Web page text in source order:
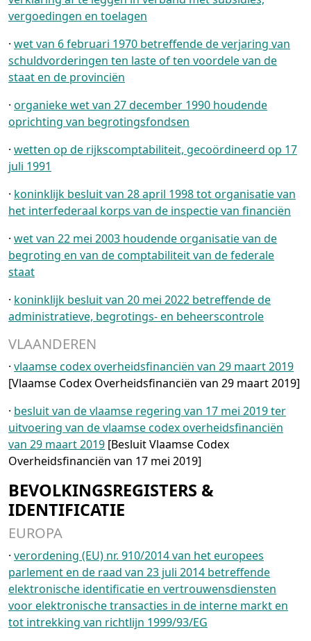
vergoedingen en toelagen
· wet van 6 februari 1970 betreffende de verjaring van
schuldvorderingen ten laste of ten voordele van de
staat en de provinciën
· organieke wet van 27 december 1990 houdende
oprichting van begrotingsfondsen
· wetten op de rijkscomptabiliteit, gecoördineerd op 17
juli 1991
· koninklijk besluit van 28 april 1998 tot organisatie van
het interfederaal korps van de inspectie van financiën
· wet van 22 mei 2003 houdende organisatie van de
begroting en van de comptabiliteit van de federale
staat
· koninklijk besluit van 20 mei 2022 betreffende de
administratieve, begrotings- en beheerscontrole
VLAANDEREN
· vlaamse codex overheidsfinanciën van 29 maart 2019
[Vlaamse Codex Overheidsfinanciën van 29 maart 2019]
· besluit van de vlaamse regering van 17 mei 2019 ter
uitvoering van de vlaamse codex overheidsfinanciën
van 29 maart 2019 [Besluit Vlaamse Codex
Overheidsfinanciën van 17 mei 2019]
BEVOLKINGSREGISTERS &
IDENTIFICATIE
EUROPA
· verordening (EU) nr. 910/2014 van het europees
parlement en de raad van 23 juli 2014 betreffende
elektronische identificatie en vertrouwensdiensten
voor elektronische transacties in de interne markt en
tot intrekking van richtlijn 1999/93/EG